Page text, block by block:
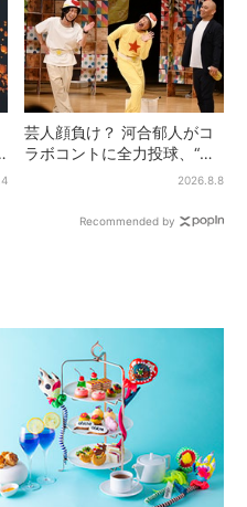
芸人顔負け？ 河合郁人がコ
ラボコントに全力投球、“芸
人も恥ずかしくてやらな2026.8.8
Recommended by